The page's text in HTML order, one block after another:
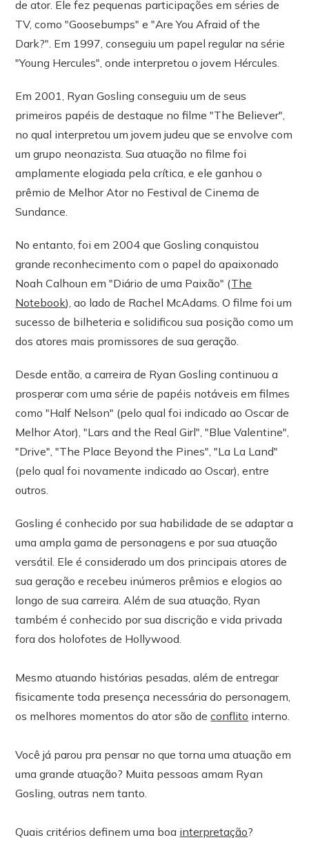
de ator. Ele fez pequenas participações em séries de
TV, como "Goosebumps" e "Are You Afraid of the
Dark?". Em 1997, conseguiu um papel regular na série
"Young Hercules", onde interpretou o jovem Hércules.
Em 2001, Ryan Gosling conseguiu um de seus
primeiros papéis de destaque no filme "The Believer",
no qual interpretou um jovem judeu que se envolve com
um grupo neonazista. Sua atuação no filme foi
amplamente elogiada pela crítica, e ele ganhou o
prêmio de Melhor Ator no Festival de Cinema de
Sundance.
No entanto, foi em 2004 que Gosling conquistou
grande reconhecimento com o papel do apaixonado
Noah Calhoun em "Diário de uma Paixão" (The
Notebook), ao lado de Rachel McAdams. O filme foi um
sucesso de bilheteria e solidificou sua posição como um
dos atores mais promissores de sua geração.
Desde então, a carreira de Ryan Gosling continuou a
prosperar com uma série de papéis notáveis em filmes
como "Half Nelson" (pelo qual foi indicado ao Oscar de
Melhor Ator), "Lars and the Real Girl", "Blue Valentine",
"Drive", "The Place Beyond the Pines", "La La Land"
(pelo qual foi novamente indicado ao Oscar), entre
outros.
Gosling é conhecido por sua habilidade de se adaptar a
uma ampla gama de personagens e por sua atuação
versátil. Ele é considerado um dos principais atores de
sua geração e recebeu inúmeros prêmios e elogios ao
longo de sua carreira. Além de sua atuação, Ryan
também é conhecido por sua discrição e vida privada
fora dos holofotes de Hollywood.
Mesmo atuando histórias pesadas, além de entregar
fisicamente toda presença necessária do personagem,
os melhores momentos do ator são deconflito interno.
Você já parou pra pensar no que torna uma atuação em
uma grande atuação? Muita pessoas amam Ryan
Gosling, outras nem tanto.
Quais critérios definem uma boa interpretação?